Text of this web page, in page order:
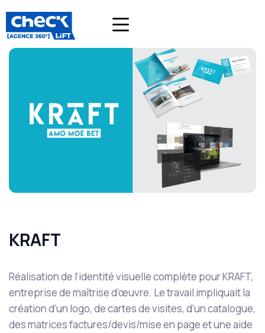
KRAFT
Réalisation de l’identité visuelle complète pour KRAFT,
entreprise de maîtrise d’œuvre. Le travail impliquait la
création d’un logo, de cartes de visites, d’un catalogue,
des matrices factures/devis/mise en page et une aide